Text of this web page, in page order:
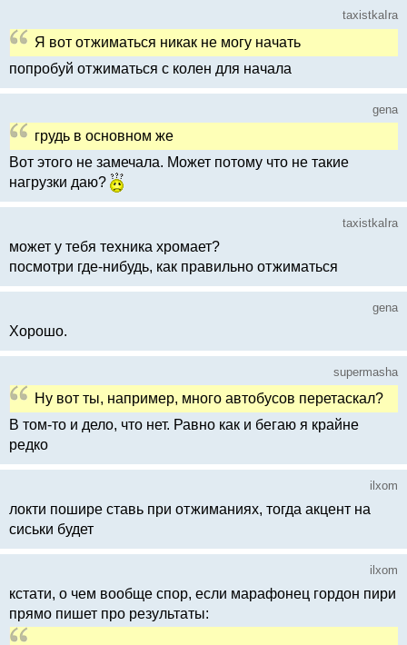
taxistkaIra
Я вот отжиматься никак не могу начать
попробуй отжиматься с колен для начала
gena
грудь в основном же
Вот этого не замечала. Может потому что не такие
нагрузки даю?
taxistkaIra
может у тебя техника хромает?
посмотри где-нибудь, как правильно отжиматься
gena
Хорошо.
supermasha
Ну вот ты, например, много автобусов перетаскал?
В том-то и дело, что нет. Равно как и бегаю я крайне
редко
ilxom
локти пошире ставь при отжиманиях, тогда акцент на
сиськи будет
ilxom
кстати, о чем вообще спор, если марафонец гордон пири
прямо пишет про результаты: